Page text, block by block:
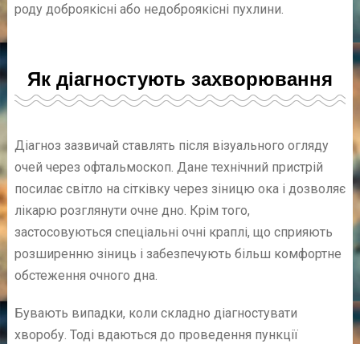
роду доброякісні або недоброякісні пухлини.
Як діагностують захворювання
Діагноз зазвичай ставлять після візуального огляду
очей через офтальмоскоп. Дане технічний пристрій
посилає світло на сітківку через зіницю ока і дозволяє
лікарю розглянути очне дно. Крім того,
застосовуються спеціальні очні краплі, що сприяють
розширенню зіниць і забезпечують більш комфортне
обстеження очного дна.
Бувають випадки, коли складно діагностувати
хворобу. Тоді вдаються до проведення пункції